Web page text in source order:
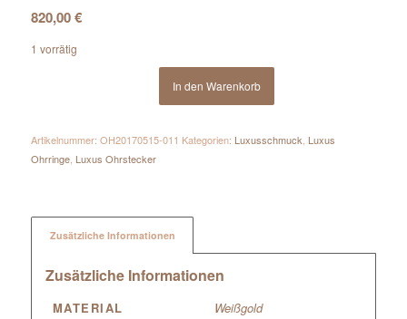
820,00€
1 vorrätig
In den Warenkorb
Artikelnummer: OH20170515-011 Kategorien: Luxusschmuck, Luxus
Ohrringe, Luxus Ohrstecker
Zusätzliche Informationen
Zusätzliche Informationen
MATERIAL
Weißgold